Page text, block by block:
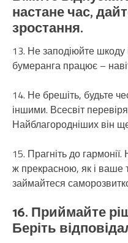
настане час,
зростання.
13. Не заподіюйте
бумеранга працює –
14. Не брешіть, будьте
іншими. Всесвіт
Найблагородніших він
15. Прагніть до
ж прекрасною, як і ваше
займайтеся
16. Приймайте
Беріть